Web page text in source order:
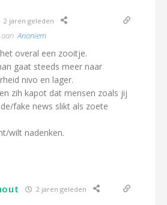
2 jaren geleden
aanAnoniem
overal een zooitje.
gaat steeds meer naar
nivo en lager.
zih kapot dat mensen zoals jij
fake news slikt als zoete
wilt nadenken.
2 jaren geleden